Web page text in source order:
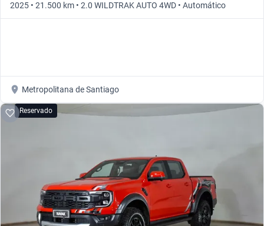
2025 • 21.500 km • 2.0 WILDTRAK AUTO 4WD • Automático
Metropolitana de Santiago
Reservado